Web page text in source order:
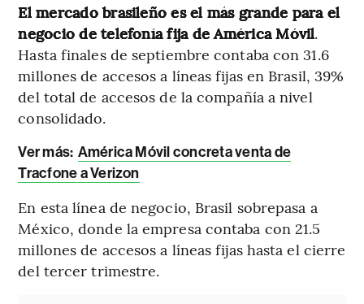
El mercado brasileño es el más grande para el
negocio de telefonía fija de América Móvil.
Hasta finales de septiembre contaba con 31.6
millones de accesos a líneas fijas en Brasil, 39%
del total de accesos de la compañía a nivel
consolidado.
Ver más: América Móvil concreta venta de
Tracfone a Verizon
En esta línea de negocio, Brasil sobrepasa a
México, donde la empresa contaba con 21.5
millones de accesos a líneas fijas hasta el cierre
del tercer trimestre.